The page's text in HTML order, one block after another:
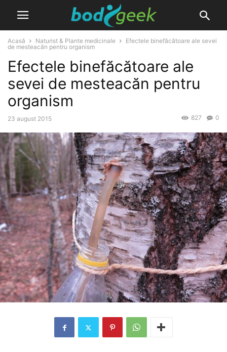
Acasă Naturist & Plante medicinale
Efectele binefăcătoare ale sevei
de mesteacăn pentru organism
Efectele binefăcătoare ale
sevei de mesteacăn pentru
organism
23 august 2015 0
827